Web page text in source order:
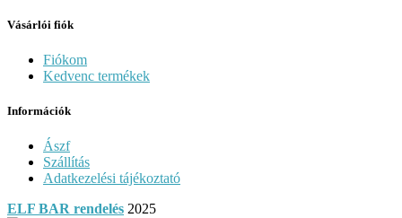
Vásárlói fiók
Fiókom
Kedvenc termékek
Információk
Ászf
Szállítás
Adatkezelési tájékoztató
ELF BAR rendelés 2025